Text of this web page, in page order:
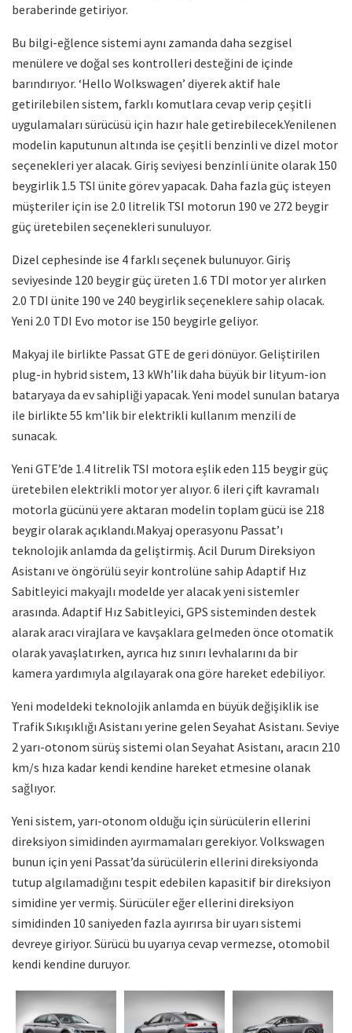
beraberinde getiriyor.
Bu bilgi-eğlence sistemi aynı zamanda daha sezgisel
menülere ve doğal ses kontrolleri desteğini de içinde
barındırıyor. ‘Hello Wolkswagen’ diyerek aktif hale
getirilebilen sistem, farklı komutlara cevap verip çeşitli
uygulamaları sürücüsü için hazır hale getirebilecek.Yenilenen
modelin kaputunun altında ise çeşitli benzinli ve dizel motor
seçenekleri yer alacak. Giriş seviyesi benzinli ünite olarak 150
beygirlik 1.5 TSI ünite görev yapacak. Daha fazla güç isteyen
müşteriler için ise 2.0 litrelik TSI motorun 190 ve 272 beygir
güç üretebilen seçenekleri sunuluyor.
Dizel cephesinde ise 4 farklı seçenek bulunuyor. Giriş
seviyesinde 120 beygir güç üreten 1.6 TDI motor yer alırken
2.0 TDI ünite 190 ve 240 beygirlik seçeneklere sahip olacak.
Yeni 2.0 TDI Evo motor ise 150 beygirle geliyor.
Makyaj ile birlikte Passat GTE de geri dönüyor. Geliştirilen
plug-in hybrid sistem, 13 kWh’lik daha büyük bir lityum-ion
bataryaya da ev sahipliği yapacak. Yeni model sunulan batarya
ile birlikte 55 km’lik bir elektrikli kullanım menzili de
sunacak.
Yeni GTE’de 1.4 litrelik TSI motora eşlik eden 115 beygir güç
üretebilen elektrikli motor yer alıyor. 6 ileri çift kavramalı
motorla gücünü yere aktaran modelin toplam gücü ise 218
beygir olarak açıklandı.Makyaj operasyonu Passat’ı
teknolojik anlamda da geliştirmiş. Acil Durum Direksiyon
Asistanı ve öngörülü seyir kontrolüne sahip Adaptif Hız
Sabitleyici makyajlı modelde yer alacak yeni sistemler
arasında. Adaptif Hız Sabitleyici, GPS sisteminden destek
alarak aracı virajlara ve kavşaklara gelmeden önce otomatik
olarak yavaşlatırken, ayrıca hız sınırı levhalarını da bir
kamera yardımıyla algılayarak ona göre hareket edebiliyor.
Yeni modeldeki teknolojik anlamda en büyük değişiklik ise
Trafik Sıkışıklığı Asistanı yerine gelen Seyahat Asistanı. Seviye
2 yarı-otonom sürüş sistemi olan Seyahat Asistanı, aracın 210
km/s hıza kadar kendi kendine hareket etmesine olanak
sağlıyor.
Yeni sistem, yarı-otonom olduğu için sürücülerin ellerini
direksiyon simidinden ayırmamaları gerekiyor. Volkswagen
bunun için yeni Passat’da sürücülerin ellerini direksiyonda
tutup algılamadığını tespit edebilen kapasitif bir direksiyon
simidine yer vermiş. Sürücüler eğer ellerini direksiyon
simidinden 10 saniyeden fazla ayırırsa bir uyarı sistemi
devreye giriyor. Sürücü bu uyarıya cevap vermezse, otomobil
kendi kendine duruyor.